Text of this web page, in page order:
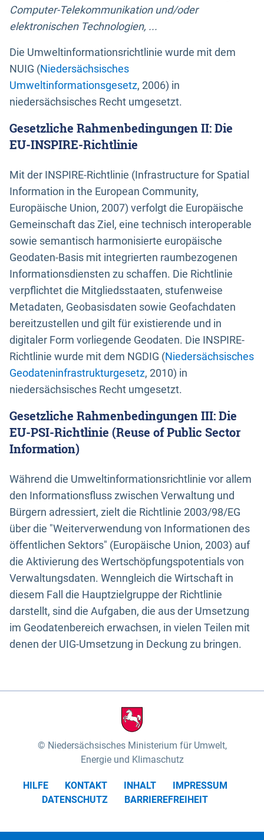
Computer-Telekommunikation und/oder
elektronischen Technologien, ...
Die Umweltinformationsrichtlinie wurde mit dem
NUIG (Niedersächsisches
Umweltinformationsgesetz, 2006) in
niedersächsisches Recht umgesetzt.
Gesetzliche Rahmenbedingungen II: Die
EU-INSPIRE-Richtlinie
Mit der INSPIRE-Richtlinie (Infrastructure for Spatial
Information in the European Community,
Europäische Union, 2007) verfolgt die Europäische
Gemeinschaft das Ziel, eine technisch interoperable
sowie semantisch harmonisierte europäische
Geodaten-Basis mit integrierten raumbezogenen
Informationsdiensten zu schaffen. Die Richtlinie
verpflichtet die Mitgliedsstaaten, stufenweise
Metadaten, Geobasisdaten sowie Geofachdaten
bereitzustellen und gilt für existierende und in
digitaler Form vorliegende Geodaten. Die INSPIRE-
Richtlinie wurde mit dem NGDIG (Niedersächsisches
Geodateninfrastrukturgesetz, 2010) in
niedersächsisches Recht umgesetzt.
Gesetzliche Rahmenbedingungen III: Die
EU-PSI-Richtlinie (Reuse of Public Sector
Information)
Während die Umweltinformationsrichtlinie vor allem
den Informationsfluss zwischen Verwaltung und
Bürgern adressiert, zielt die Richtlinie 2003/98/EG
über die "Weiterverwendung von Informationen des
öffentlichen Sektors" (Europäische Union, 2003) auf
die Aktivierung des Wertschöpfungspotentials von
Verwaltungsdaten. Wenngleich die Wirtschaft in
diesem Fall die Hauptzielgruppe der Richtlinie
darstellt, sind die Aufgaben, die aus der Umsetzung
im Geodatenbereich erwachsen, in vielen Teilen mit
denen der UIG-Umsetzung in Deckung zu bringen.
Niedersächsisches Ministerium für Umwelt,
Energie und Klimaschutz
HILFE KONTAKT INHALT
IMPRESSUM
DATENSCHUTZ
BARRIEREFREIHEIT